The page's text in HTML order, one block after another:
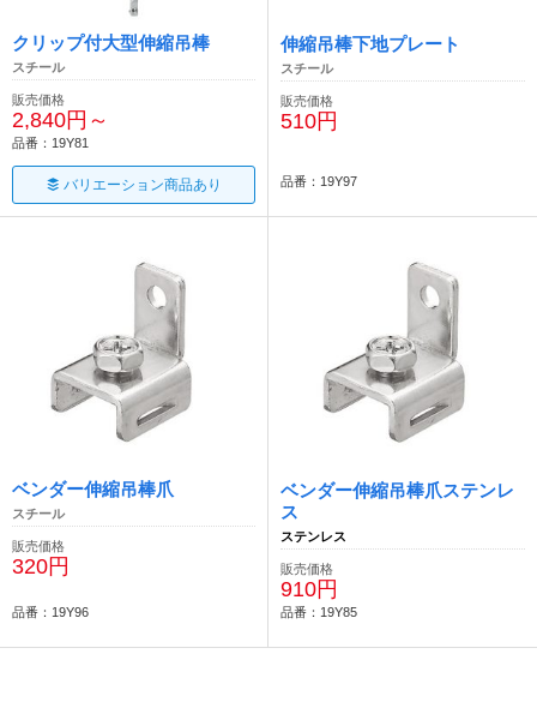
クリップ付大型伸縮吊棒
スチール
販売価格
2,840円～
品番：19Y81
バリエーション商品あり
伸縮吊棒下地プレート
スチール
販売価格
510円
品番：19Y97
ベンダー伸縮吊棒爪
スチール
販売価格
320円
品番：19Y96
ベンダー伸縮吊棒爪ステンレ
ス
ステンレス
販売価格
910円
品番：19Y85